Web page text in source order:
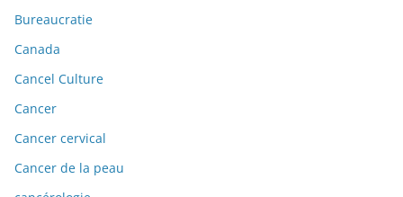
Bureaucratie
Canada
Cancel Culture
Cancer
Cancer cervical
Cancer de la peau